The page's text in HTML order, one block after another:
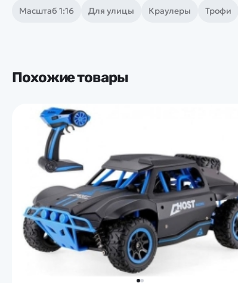
Масштаб 1:16 Для улицы Краулеры Трофи
Похожие товары